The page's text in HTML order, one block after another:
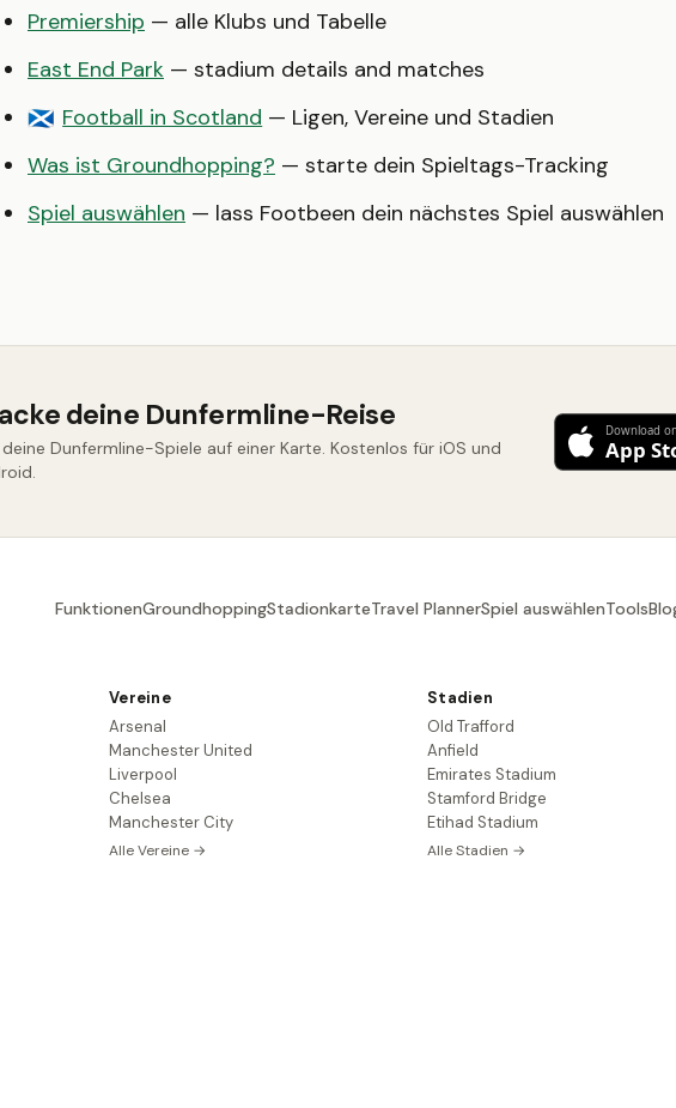
Premiership — alle Klubs und Tabelle
East End Park — stadium details and matches
🏴󠁧󠁢󠁳󠁣󠁴󠁿 Football in Scotland — Ligen, Vereine und Stadien
Was ist Groundhopping? — starte dein Spieltags-Tracking
Spiel auswählen — lass Footbeen dein nächstes Spiel auswählen
deine Dunfermline-Reise
deine Dunfermline-Spiele auf einer Karte. Kostenlos für iOS und
FunktionenGroundhoppingStadionkarteTravel PlannerSpiel auswählenTools
Vereine
Arsenal
Manchester United
Liverpool
Chelsea
Manchester City
Alle Vereine →
Stadien
Old Trafford
Anfield
Emirates Stadium
Stamford Bridge
Etihad Stadium
Alle Stadien →